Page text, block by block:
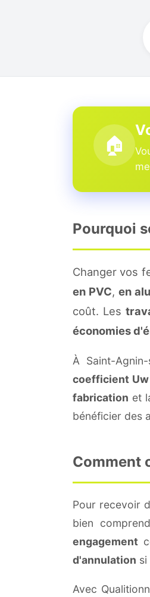
🏠
Pourquoi
Changer vos
en PVC, en
coût. Les
économies
À Saint-
coefficient Uw
fabrication et
bénéficier des
Comment
Pour recevoir
bien
engagement
d'annulation si
Avec